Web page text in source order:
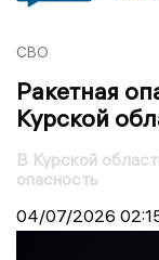
СВО
Ракетная
Курской
В Курской
опасность
04/07/2026